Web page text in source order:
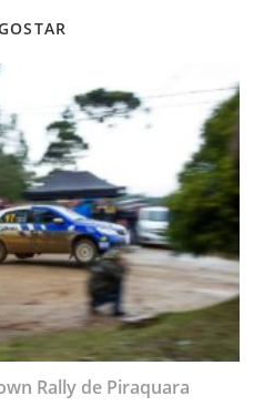
Rally de Piraquara